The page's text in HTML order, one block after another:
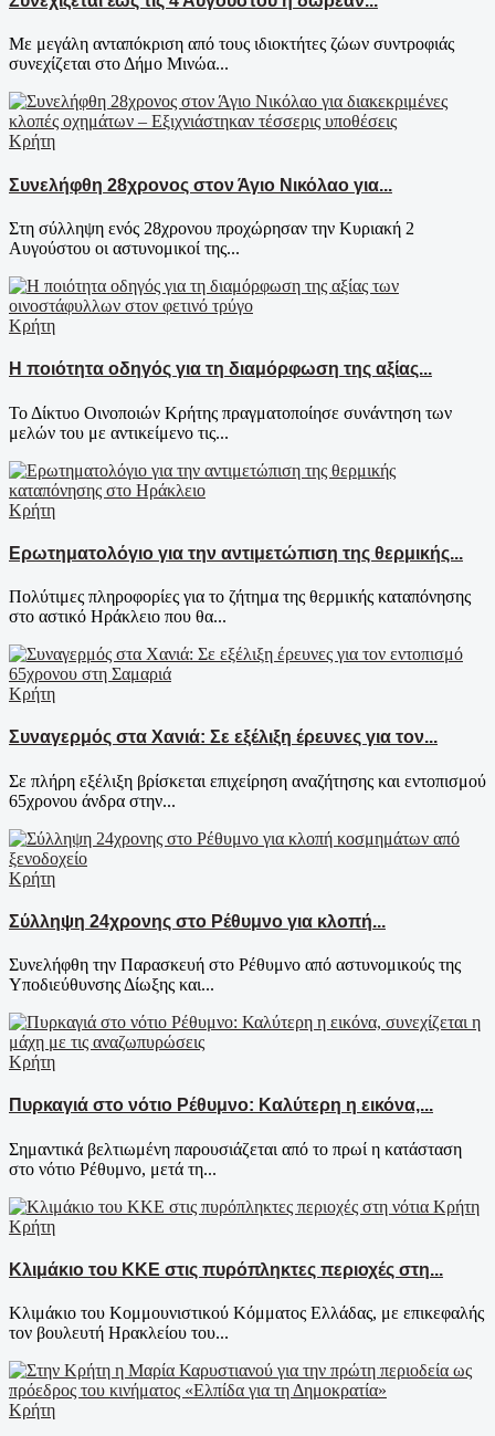
Με μεγάλη ανταπόκριση από τους ιδιοκτήτες ζώων συντροφιάς
συνεχίζεται στο Δήμο Μινώα...
Κρήτη
Συνελήφθη 28χρονος στον Άγιο Νικόλαο για...
Στη σύλληψη ενός 28χρονου προχώρησαν την Κυριακή 2
Αυγούστου οι αστυνομικοί της...
Κρήτη
Η ποιότητα οδηγός για τη διαμόρφωση της αξίας...
Το Δίκτυο Οινοποιών Κρήτης πραγματοποίησε συνάντηση των
μελών του με αντικείμενο τις...
Κρήτη
Ερωτηματολόγιο για την αντιμετώπιση της θερμικής...
Πολύτιμες πληροφορίες για το ζήτημα της θερμικής καταπόνησης
στο αστικό Ηράκλειο που θα...
Κρήτη
Συναγερμός στα Χανιά: Σε εξέλιξη έρευνες για τον...
Σε πλήρη εξέλιξη βρίσκεται επιχείρηση αναζήτησης και εντοπισμού
65χρονου άνδρα στην...
Κρήτη
Σύλληψη 24χρονης στο Ρέθυμνο για κλοπή...
Συνελήφθη την Παρασκευή στο Ρέθυμνο από αστυνομικούς της
Υποδιεύθυνσης Δίωξης και...
Κρήτη
Πυρκαγιά στο νότιο Ρέθυμνο: Καλύτερη η εικόνα,...
Σημαντικά βελτιωμένη παρουσιάζεται από το πρωί η κατάσταση
στο νότιο Ρέθυμνο, μετά τη...
Κρήτη
Κλιμάκιο του ΚΚΕ στις πυρόπληκτες περιοχές στη...
Κλιμάκιο του Κομμουνιστικού Κόμματος Ελλάδας, με επικεφαλής
τον βουλευτή Ηρακλείου του...
Κρήτη